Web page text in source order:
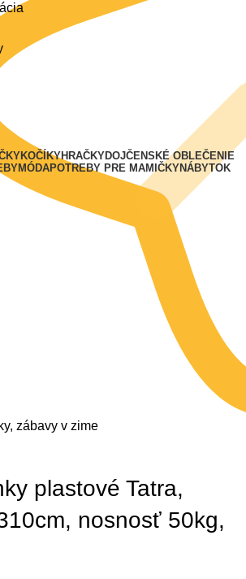
KOČÍKYHRAČKYDOJČENSKÉ OBLEČENIE
MÓDAPOTREBY PRE MAMIČKYNÁBYTOK
zábavy v zime
plastové Tatra,
nosnosť 50kg,